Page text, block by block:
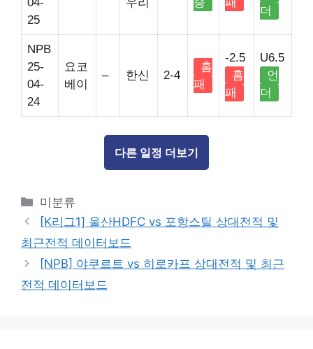
25
더
NPB
25-
04-
24
요코
베이
– 한신 2-4
홈
패
-2.5
홈
패
U6.5
언
더
다른 일정 더보기
Categories
미분류
[K리그1] 울산HDFC vs 포항스틸 상대전적 및
최근전적 데이터보드
[NPB] 야쿠르트 vs 히로카프 상대전적 및 최근
전적 데이터보드